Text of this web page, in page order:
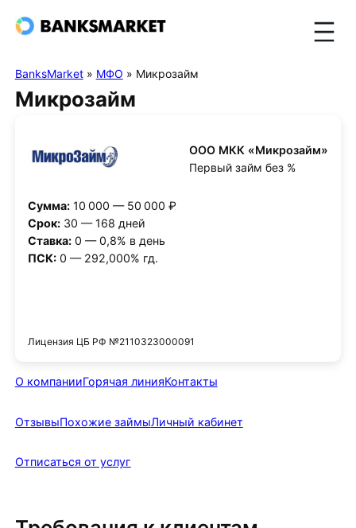
BanksMarket» МФО » Микрозайм
Микрозайм
ООО МКК «Микрозайм»
Первый займ без %
Сумма:10 000 — 50 000 ₽
Срок:30 — 168 дней
Ставка:0 — 0,8% в день
ПСК:0 — 292,000% гд.
Лицензия ЦБ РФ №2110323000091
О компанииГорячая линияКонтакты
ОтзывыПохожие займыЛичный кабинет
Отписаться от услуг